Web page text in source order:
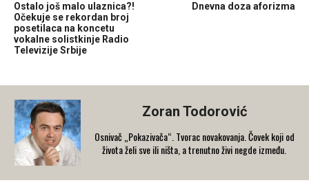
Ostalo još malo ulaznica?!
Očekuje se rekordan broj
posetilaca na koncetu
vokalne solistkinje Radio
Televizije Srbije
Dnevna doza aforizma
Zoran Todorović
Osnivač „Pokazivača“. Tvorac novakovanja. Čovek koji od
života želi sve ili ništa, a trenutno živi negde između.